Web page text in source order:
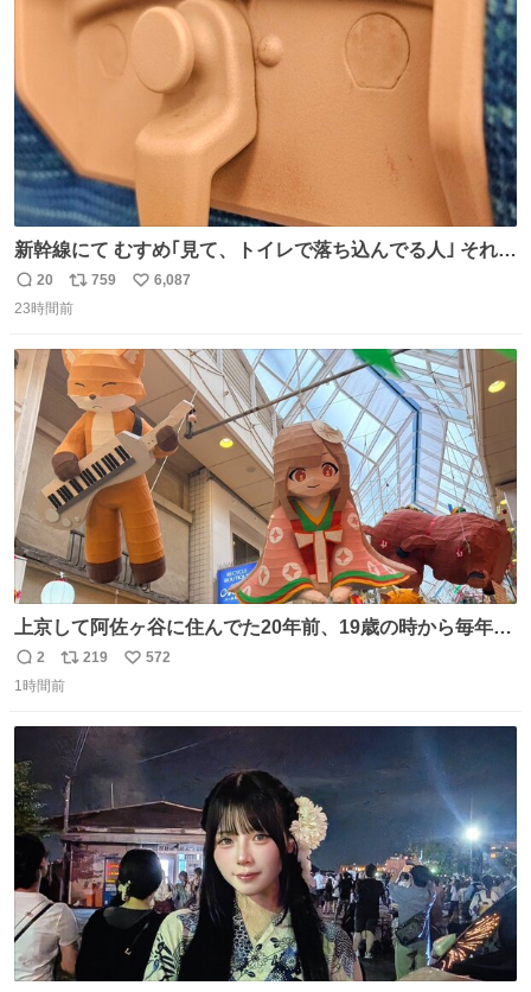
数
新幹線にて むすめ｢見て、トイレで落ち込んでる人｣ それに
しか見えなくなった どうしてくれるんだ
返
信
20
リ
ポ
ト
数
759
い
数
6,087
23時間前
上京して阿佐ヶ谷に住んでた20年前、19歳の時から毎年参
加してるお祭りなのでとっても感慨深いです。うれしーー
ー！作っていただいた方本当にありがとう。
返
信
2
リ
ポ
数
219
い
数
572
1時間前